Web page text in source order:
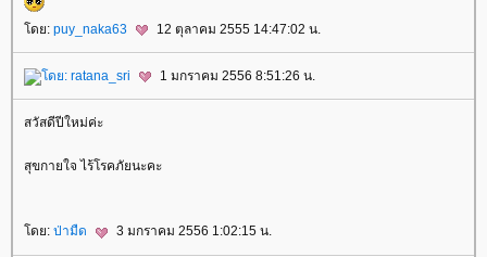
ดย: puy_naka63 12 ตุลาคม 2555 14:47:02 น.
ดย: ratana_sri 1 มกราคม 2556 8:51:26 น.
สวัสดีปีใหม่ค่ะ
สุขกายใจ ไร้โรคภัยนะคะ
ดย: ป่ามืด 3 มกราคม 2556 1:02:15 น.